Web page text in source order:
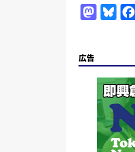
M
o
d
o
n
Bl
s
k
y
広告